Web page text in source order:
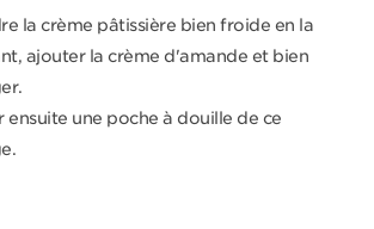
la crème pâtissière bien froide en la
ajouter la crème d'amande et bien
ensuite une poche à douille de ce